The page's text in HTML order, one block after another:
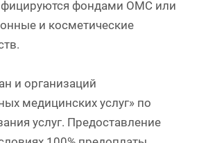
фондами ОМС или
и косметические
и организаций
медицинских услуг» по
услуг. Предоставление